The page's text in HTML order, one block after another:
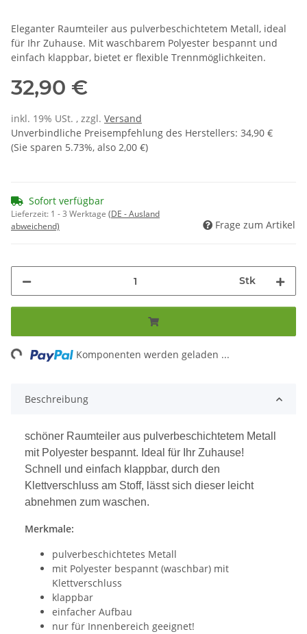
Eleganter Raumteiler aus pulverbeschichtetem Metall, ideal
für Ihr Zuhause. Mit waschbarem Polyester bespannt und
einfach klappbar, bietet er flexible Trennmöglichkeiten.
32,90 €
inkl. 19% USt. , zzgl. Versand
Unverbindliche Preisempfehlung des Herstellers: 34,90 €
(Sie sparen 5.73%, also 2,00 €)
Sofort verfügbar
Lieferzeit: 1 - 3 Werktage (DE - Ausland
abweichend)
Frage zum Artikel
Stk
Komponenten werden geladen ...
Beschreibung
schöner Raumteiler aus pulverbeschichtetem Metall
mit Polyester bespannt. Ideal für Ihr Zuhause!
Schnell und einfach klappbar, durch den
Klettverschluss am Stoff, lässt sich dieser leicht
abnehmen zum waschen.
Merkmale:
pulverbeschichtetes Metall
mit Polyester bespannt (waschbar) mit
Klettverschluss
klappbar
einfacher Aufbau
nur für Innenbereich geeignet!